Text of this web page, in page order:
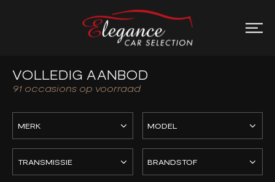
VOLLEDIG AANBOD
91 occasions op voorraad